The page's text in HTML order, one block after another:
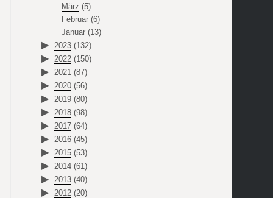
März (5)
Februar(6)
Januar(13)
2023 (132)
2022 (150)
2021 (87)
2020 (56)
2019 (80)
2018 (98)
2017 (64)
2016 (45)
2015 (53)
2014 (61)
2013 (40)
2012 (20)